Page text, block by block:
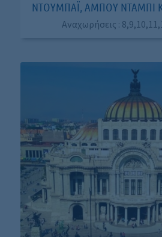
Αναχωρήσεις :